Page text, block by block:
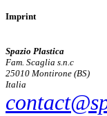
Imprint
Spazio Plastica
Fam. Scaglia s.n.c
25010 Montirone (BS)
Italia